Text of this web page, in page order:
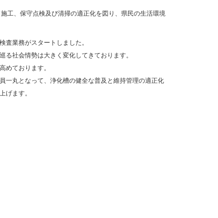
工、保守点検及び清掃の適正化を図り、県民の生活環境
業務がスタートしました。
社会情勢は大きく変化してきております。
ております。
丸となって、浄化槽の健全な普及と維持管理の適正化
げます。